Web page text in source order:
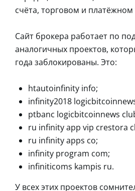
счёта, торговом и
Сайт брокера работает по
аналогичных проектов,
года заблокированы. Это:
htautoinfinity info;
infinity2018
ptbanc logicbitcoinnews
ru infinity app vip crestora
ru infinity apps co;
infinity program com;
infiniticoms kampis ru.
У всех этих проектов